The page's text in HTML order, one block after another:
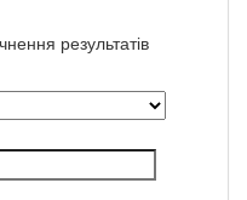
результатів